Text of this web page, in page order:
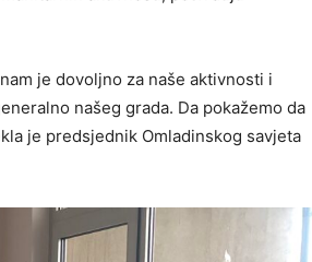
je dovoljno za naše aktivnosti i
našeg grada. Da pokažemo da
je predsjednik Omladinskog savjeta